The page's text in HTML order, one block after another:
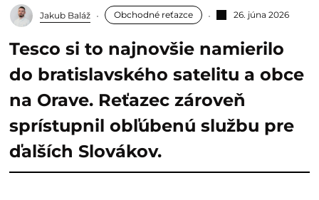
Jakub Baláž Obchodné reťazce 26. júna 2026
Tesco si to najnovšie namierilo
do bratislavského satelitu a obce
na Orave. Reťazec zároveň
sprístupnil obľúbenú službu pre
ďalších Slovákov.